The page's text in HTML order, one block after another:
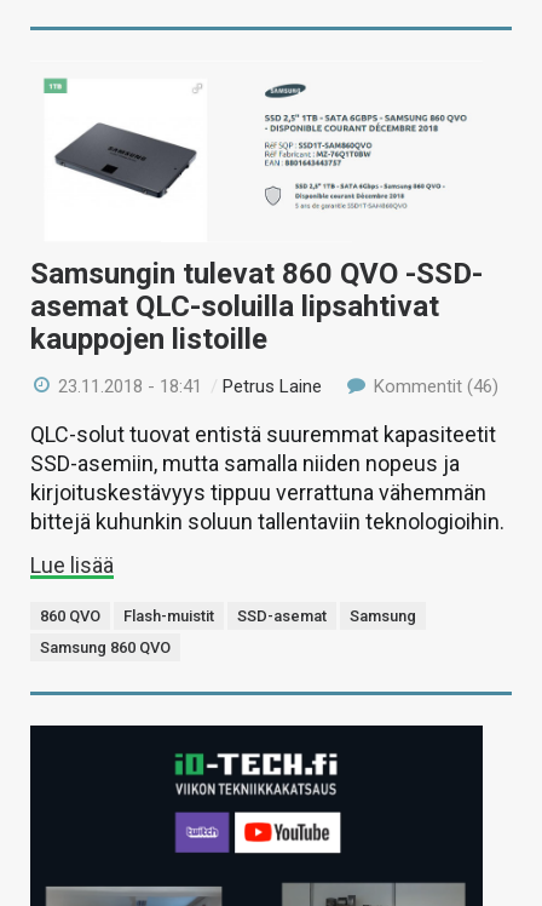
Samsungin tulevat 860 QVO -SSD-
asemat QLC-soluilla lipsahtivat
kauppojen listoille
23.11.2018 - 18:41 /Petrus Laine Kommentit (46)
QLC-solut tuovat entistä suuremmat kapasiteetit
SSD-asemiin, mutta samalla niiden nopeus ja
kirjoituskestävyys tippuu verrattuna vähemmän
bittejä kuhunkin soluun tallentaviin teknologioihin.
Lue lisää
860 QVO Flash-muistit SSD-asemat
Samsung
Samsung 860 QVO